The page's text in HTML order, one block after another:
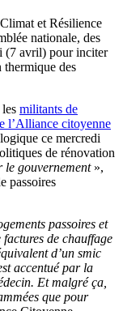
et Résilience
nationale, des
(7 avril) pour inciter
thermique des
militants de
l’Alliance citoyenne
ce mercredi
de rénovation
le gouvernement »,
passoires
passoires et
de chauffage
d’un smic
accentué par la
Et malgré ça,
que pour